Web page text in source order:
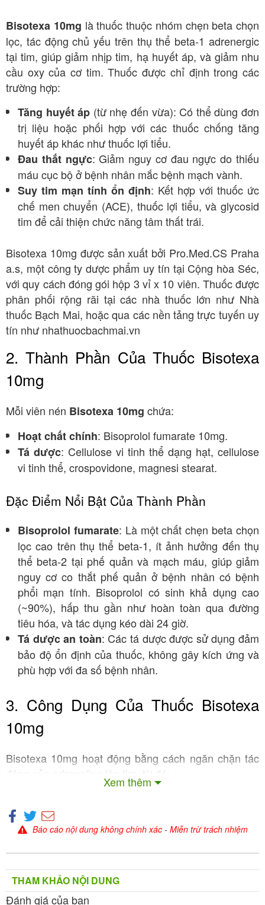
Bisotexa 10mg là thuốc thuộc nhóm chẹn beta chọn
lọc, tác động chủ yếu trên thụ thể beta-1 adrenergic
tại tim, giúp giảm nhịp tim, hạ huyết áp, và giảm nhu
cầu oxy của cơ tim. Thuốc được chỉ định trong các
trường hợp:
Tăng huyết áp (từ nhẹ đến vừa): Có thể dùng đơn
trị liệu hoặc phối hợp với các thuốc chống tăng
huyết áp khác như thuốc lợi tiểu.
Đau thắt ngực: Giảm nguy cơ đau ngực do thiếu
máu cục bộ ở bệnh nhân mắc bệnh mạch vành.
Suy tim mạn tính ổn định: Kết hợp với thuốc ức
chế men chuyển (ACE), thuốc lợi tiểu, và glycosid
tim để cải thiện chức năng tâm thất trái.
Bisotexa 10mg được sản xuất bởi Pro.Med.CS Praha
a.s, một công ty dược phẩm uy tín tại Cộng hòa Séc,
với quy cách đóng gói hộp 3 vỉ x 10 viên. Thuốc được
phân phối rộng rãi tại các nhà thuốc lớn như Nhà
thuốc Bạch Mai, hoặc qua các nền tảng trực tuyến uy
tín như nhathuocbachmai.vn
2. Thành Phần Của Thuốc Bisotexa
10mg
Mỗi viên nén Bisotexa 10mg chứa:
Hoạt chất chính: Bisoprolol fumarate 10mg.
Tá dược: Cellulose vi tinh thể dạng hạt, cellulose
vi tinh thể, crospovidone, magnesi stearat.
Đặc Điểm Nổi Bật Của Thành Phần
Bisoprolol fumarate: Là một chất chẹn beta chọn
lọc cao trên thụ thể beta-1, ít ảnh hưởng đến thụ
thể beta-2 tại phế quản và mạch máu, giúp giảm
nguy cơ co thắt phế quản ở bệnh nhân có bệnh
phổi mạn tính. Bisoprolol có sinh khả dụng cao
(~90%), hấp thu gần như hoàn toàn qua đường
tiêu hóa, và tác dụng kéo dài 24 giờ.
Tá dược an toàn: Các tá dược được sử dụng đảm
bảo độ ổn định của thuốc, không gây kích ứng và
phù hợp với đa số bệnh nhân.
3. Công Dụng Của Thuốc Bisotexa
10mg
Xem thêm
Bisotexa 10mg hoạt động bằng cách ngăn chặn tác
động của adrenaline lên tim, từ đó:
lực lên cơ tim, đặc biệt hiệu quả trong điều trị loạn
nhịp nhanh.
Giảm nhu cầu oxy của tim : Hỗ trợ điều trị đau
thắt ngực bằng cách giảm tải công việc của tim,
Báo cáo nội dung không chính xác- Miễn trừ trách nhiệm
THAM KHẢO NỘI DUNG
Đánh giá của bạn